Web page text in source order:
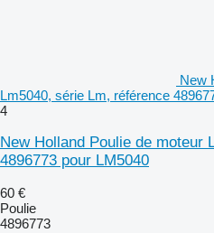
New
Lm5040, série Lm, référence
4
New Holland Poulie de moteur
4896773 pour LM5040
60 €
Poulie
4896773